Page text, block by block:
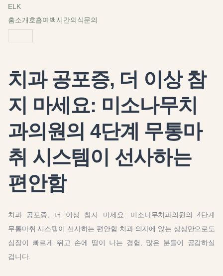
ELK
홈소개호흡여백시간의식문의
치과 공포증, 더 이상 참
지 마세요: 미소나무치
과의원의 4단계 무통마
취 시스템이 선사하는
편안함
치과 공포증, 더 이상 참지 마세요: 미소나무치과의원의 4단계
무통마취 시스템이 선사하는 편안함 치과 의자에 앉는 상상만으로도
심장이 빠르게 뛰고 손에 땀이 나는 경험, 많은 분들이 공감하실
겁니다.